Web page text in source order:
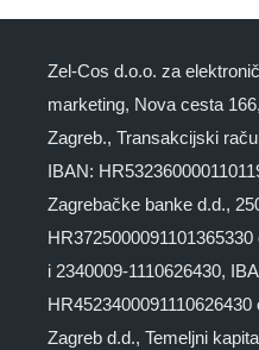
Zel-Cos d.o.o. za
marketing, Nova cesta
Zagreb., Transakcijski
IBAN:
Zagrebačke banke d.d.,
i 2340009-1110626430,
Zagreb d.d., Temeljni